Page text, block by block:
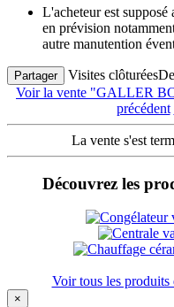
L'acheteur est
en prévision
autre manutention
Partager Visites clôturées
Voir la vente "GALLER
précédent
La vente s'est
Découvrez les
Voir tous les produits
×